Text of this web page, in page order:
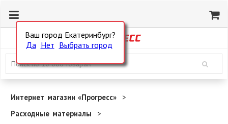
Ваш город Екатеринбург?
Да Нет Выбрать город
Интернет магазин «Прогресс»
Расходные материалы